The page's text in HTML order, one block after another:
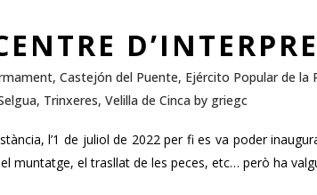
, Castejón del Puente, Ejército Popular de la
, Trinxeres, Velilla de Cinca by griegc
l’1 de juliol de 2022 per fi es va poder
muntatge, el trasllat de les peces, etc… però ha